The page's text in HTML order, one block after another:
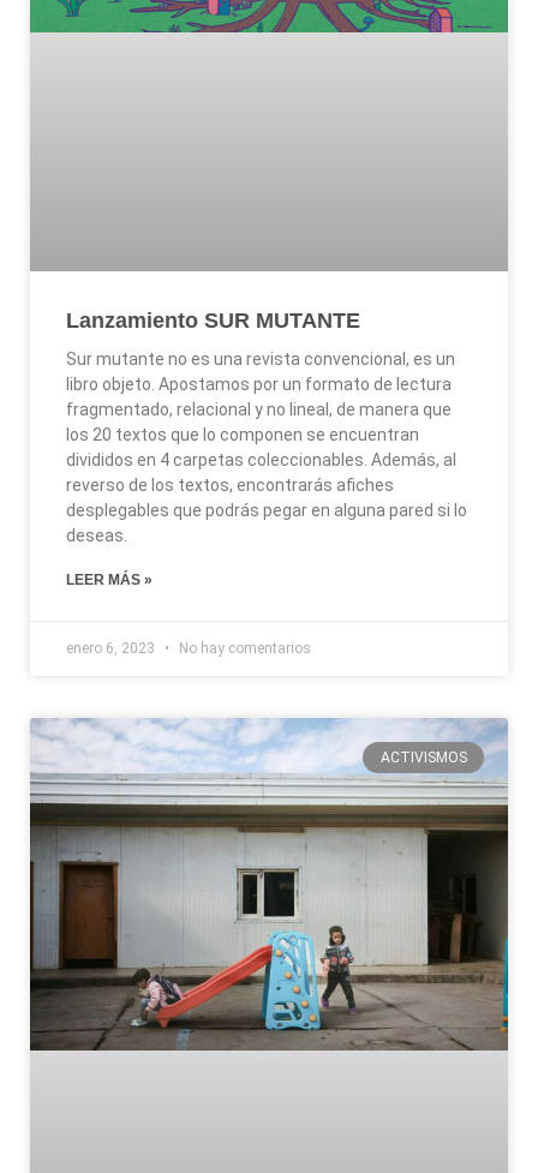
Lanzamiento SUR MUTANTE
Sur mutante no es una revista convencional, es un
libro objeto. Apostamos por un formato de lectura
fragmentado, relacional y no lineal, de manera que
los 20 textos que lo componen se encuentran
divididos en 4 carpetas coleccionables. Además, al
reverso de los textos, encontrarás afiches
desplegables que podrás pegar en alguna pared si lo
deseas.
LEER MÁS »
enero 6, 2023 No hay comentarios
ACTIVISMOS